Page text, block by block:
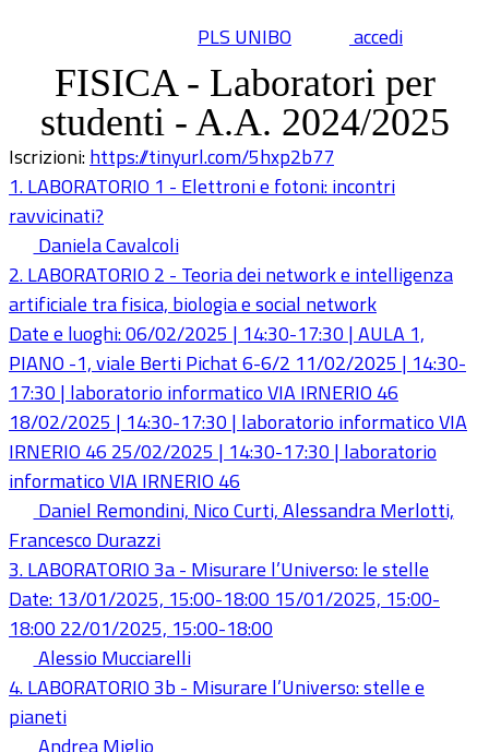
PLS UNIBO accedi
FISICA - Laboratori per
studenti - A.A. 2024/2025
Iscrizioni:https://tinyurl.com/5hxp2b77
1. LABORATORIO 1 - Elettroni e fotoni: incontri
ravvicinati?
Daniela Cavalcoli
2. LABORATORIO 2 - Teoria dei network e intelligenza
artificiale tra fisica, biologia e social network
Date e luoghi: 06/02/2025 | 14:30-17:30 | AULA 1,
PIANO -1, viale Berti Pichat 6-6/2 11/02/2025 | 14:30-
17:30 | laboratorio informatico VIA IRNERIO 46
18/02/2025 | 14:30-17:30 | laboratorio informatico VIA
IRNERIO 46 25/02/2025 | 14:30-17:30 | laboratorio
informatico VIA IRNERIO 46
Daniel Remondini, Nico Curti, Alessandra Merlotti,
Francesco Durazzi
3. LABORATORIO 3a - Misurare l’Universo: le stelle
Date: 13/01/2025, 15:00-18:00 15/01/2025, 15:00-
18:00 22/01/2025, 15:00-18:00
Alessio Mucciarelli
4. LABORATORIO 3b - Misurare l’Universo: stelle e
pianeti
Andrea Miglio